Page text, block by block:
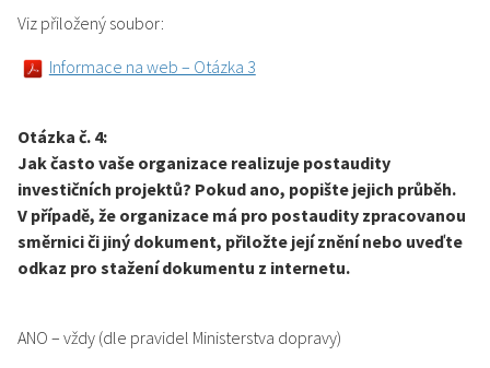
Viz přiložený soubor:
Informace na web – Otázka 3
Otázka č. 4:
Jak často vaše organizace realizuje postaudity
investičních projektů? Pokud ano, popište jejich průběh.
V případě, že organizace má pro postaudity zpracovanou
směrnici či jiný dokument, přiložte její znění nebo uveďte
odkaz pro stažení dokumentu z internetu.
ANO – vždy (dle pravidel Ministerstva dopravy)